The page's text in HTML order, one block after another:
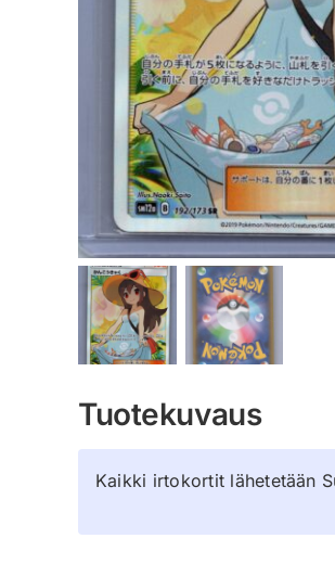
Tuotekuvaus
Kaikki irtokortit lähetetään